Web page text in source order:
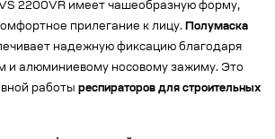
2200VR имеет чашеобразную форму,
прилегание к лицу. Полумаска
надежную фиксацию благодаря
и алюминиевому носовому зажиму. Это
работы респираторов для строительных